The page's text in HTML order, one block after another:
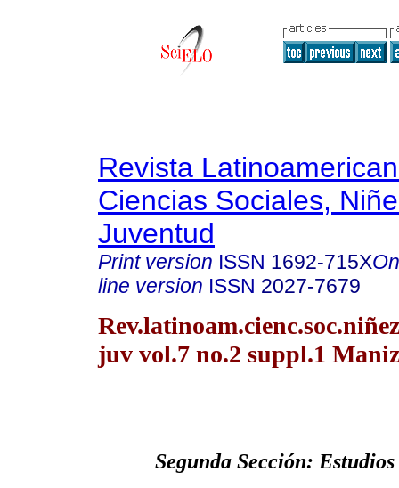
Revista
Ciencias Sociales,
Juventud
Print version ISSN 1692-715X
line version ISSN 2027-7679
Rev.latinoam.cienc.soc.niñez
juv vol.7 no.2 suppl.1
Segunda Sección: